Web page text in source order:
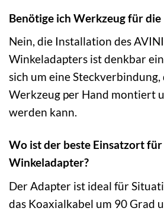
Benötige ich Werkzeug für
Nein, die Installation des
Winkeladapters ist denkbar
sich um eine Steckverbindung,
Werkzeug per Hand montiert
werden kann.
Wo ist der beste Einsatzort für
Winkeladapter?
Der Adapter ist ideal für
das Koaxialkabel um 90 Grad